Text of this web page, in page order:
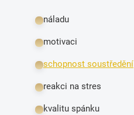
náladu
motivaci
schopnost soustředění
reakci na stres
kvalitu spánku